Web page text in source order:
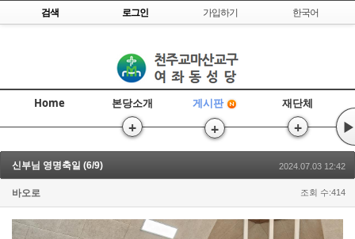
Skip to content
검색 로그인 가입하기 한국어
Home 본당소개
+
게시판
+
재단체
+ ▶
신부님 영명축일 (6/9) 2024.07.03 12:42
바오로 조회 수:414